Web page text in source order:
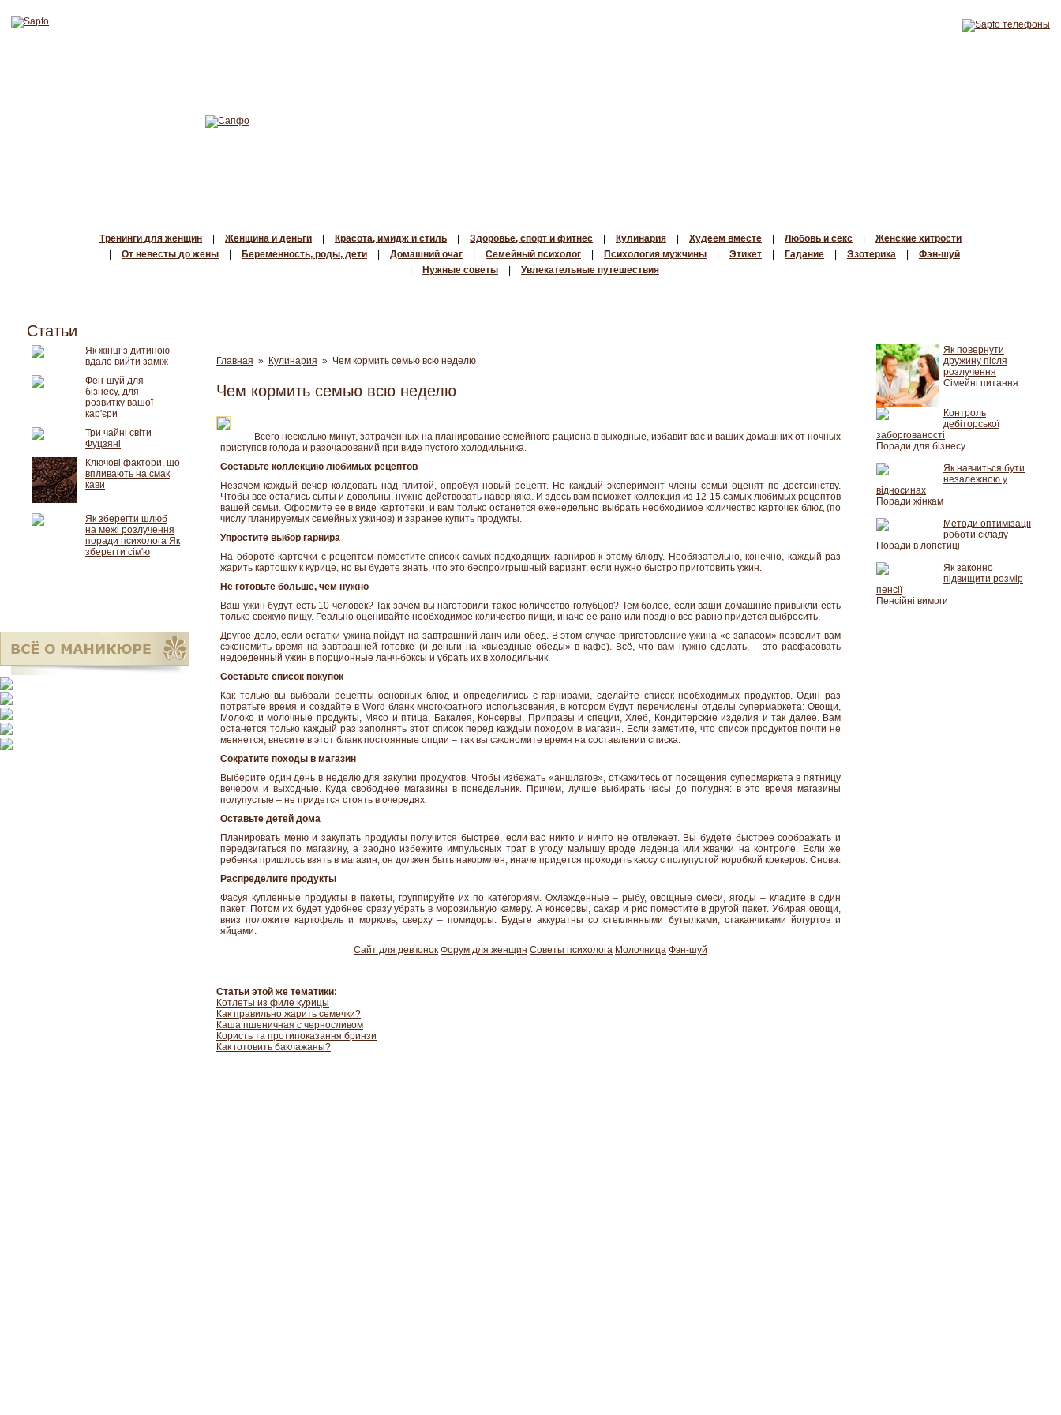
Тренинги для женщин Женщина и деньги Красота, имидж и стиль Здоровье, спорт и фитнес Кулинария Худеем вместе Любовь и секс
Женские хитрости
От невесты до жены Беременность, роды, дети Домашний очаг Семейный психолог Психология мужчины Этикет Гадание Эзотерика
Фэн-шуй
Нужные советы Увлекательные путешествия
Главная » Кулинария » Чем кормить семью всю неделю
Чем кормить семью всю неделю
Всего несколько минут, затраченных на планирование семейного рациона в выходные, избавит вас и ваших домашних от ночных
приступов голода и разочарований при виде пустого холодильника.
Составьте коллекцию любимых рецептов
Незачем каждый вечер колдовать над плитой, опробуя новый рецепт. Не каждый эксперимент члены семьи оценят по достоинству.
Чтобы все остались сыты и довольны, нужно действовать наверняка. И здесь вам поможет коллекция из 12-15 самых любимых рецептов
вашей семьи. Оформите ее в виде картотеки, и вам только останется еженедельно выбрать необходимое количество карточек блюд (по
числу планируемых семейных ужинов) и заранее купить продукты.
Упростите выбор гарнира
На обороте карточки с рецептом поместите список самых подходящих гарниров к этому блюду. Необязательно, конечно, каждый раз
жарить картошку к курице, но вы будете знать, что это беспроигрышный вариант, если нужно быстро приготовить ужин.
Не готовьте больше, чем нужно
Ваш ужин будут есть 10 человек? Так зачем вы наготовили такое количество голубцов? Тем более, если ваши домашние привыкли есть
только свежую пищу. Реально оценивайте необходимое количество пищи, иначе ее рано или поздно все равно придется выбросить.
Другое дело, если остатки ужина пойдут на завтрашний ланч или обед. В этом случае приготовление ужина «с запасом» позволит вам
сэкономить время на завтрашней готовке (и деньги на «выездные обеды» в кафе). Всё, что вам нужно сделать, – это расфасовать
недоеденный ужин в порционные ланч-боксы и убрать их в холодильник.
Составьте список покупок
Как только вы выбрали рецепты основных блюд и определились с гарнирами, сделайте список необходимых продуктов. Один раз
потратьте время и создайте в Word бланк многократного использования, в котором будут перечислены отделы супермаркета: Овощи,
Молоко и молочные продукты, Мясо и птица, Бакалея, Консервы, Приправы и специи, Хлеб, Кондитерские изделия и так далее. Вам
останется только каждый раз заполнять этот список перед каждым походом в магазин. Если заметите, что список продуктов почти не
меняется, внесите в этот бланк постоянные опции – так вы сэкономите время на составлении списка.
Сократите походы в магазин
Выберите один день в неделю для закупки продуктов. Чтобы избежать «аншлагов», откажитесь от посещения супермаркета в пятницу
вечером и выходные. Куда свободнее магазины в понедельник. Причем, лучше выбирать часы до полудня: в это время магазины
полупустые – не придется стоять в очередях.
Оставьте детей дома
Планировать меню и закупать продукты получится быстрее, если вас никто и ничто не отвлекает. Вы будете быстрее соображать и
передвигаться по магазину, а заодно избежите импульсных трат в угоду малышу вроде леденца или жвачки на контроле. Если же
ребенка пришлось взять в магазин, он должен быть накормлен, иначе придется проходить кассу с полупустой коробкой крекеров. Снова.
Распределите продукты
Фасуя купленные продукты в пакеты, группируйте их по категориям. Охлажденные – рыбу, овощные смеси, ягоды – кладите в один
пакет. Потом их будет удобнее сразу убрать в морозильную камеру. А консервы, сахар и рис поместите в другой пакет. Убирая овощи,
вниз положите картофель и морковь, сверху – помидоры. Будьте аккуратны со стеклянными бутылками, стаканчиками йогуртов и
яйцами.
Сайт для девчонок Форум для женщин Советы психолога Молочница Фэн-шуй
Статьи этой же тематики:
Котлеты из филе курицы
Как правильно жарить семечки?
Каша пшеничная с черносливом
Користь та протипоказання бринзи
Как готовить баклажаны?
Статьи
Як жінці з дитиною
вдало вийти заміж
Фен-шуй для
бізнесу, для
розвитку вашої
кар'єри
Три чайні світи
Фуцзяні
Ключові фактори, що
впливають на смак
кави
Як зберегти шлюб
на межі розлучення
поради психолога Як
зберегти сім'ю
Як повернути
дружину після
розлучення
Сімейні питання
Контроль
дебіторської
заборгованості
Поради для бізнесу
Як навчиться бути
незалежною у
відносинах
Поради жінкам
Методи оптимізації
роботи складу
Поради в логістиці
Як законно
підвищити розмір
пенсії
Пенсійні вимоги